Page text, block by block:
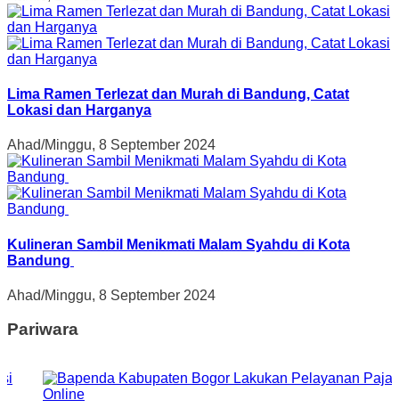
Lima Ramen Terlezat dan Murah di Bandung, Catat
Lokasi dan Harganya
Ahad/Minggu, 8 September 2024
Kulineran Sambil Menikmati Malam Syahdu di Kota
Bandung
Ahad/Minggu, 8 September 2024
Pariwara